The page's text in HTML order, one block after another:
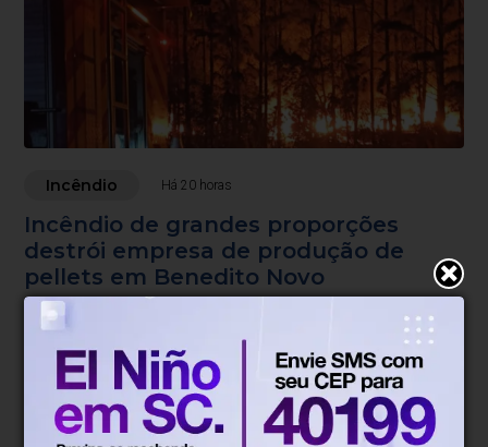
Incêndio Há 20 horas
Incêndio de grandes proporções
destrói empresa de produção de
pellets em Benedito Novo
controladas após quase quatro horas de combate.
Blumenau, SC